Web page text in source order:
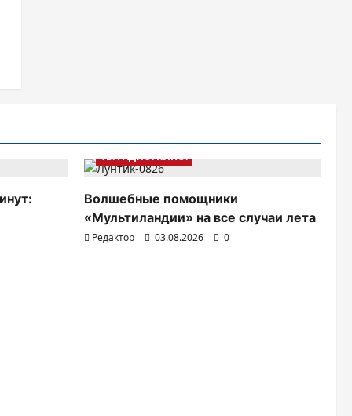
ТВ. РАДИО. КИНО.
Волшебные помощники
«Мультиландии» на все случаи лета
Редактор 03.08.2026 0